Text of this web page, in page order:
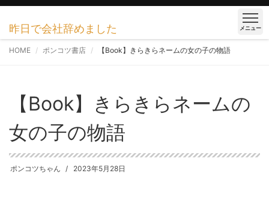
昨日で会社辞めました メニュー
HOME ポンコツ書店 【Book】きらきらネームの女の子の物語
【Book】きらきらネームの
女の子の物語
ポンコツちゃん 2023年5月28日